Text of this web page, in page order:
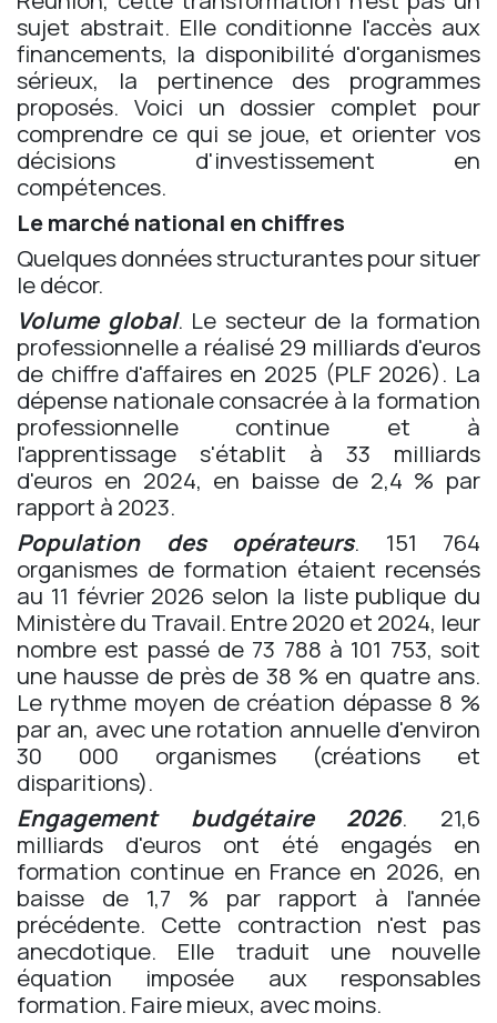
sujet abstrait. Elle conditionne l'accès aux
financements, la disponibilité d'organismes
sérieux, la pertinence des programmes
proposés. Voici un dossier complet pour
comprendre ce qui se joue, et orienter vos
décisions d'investissement en
compétences.
Le marché national en chiffres
Quelques données structurantes pour situer
le décor.
Volume global. Le secteur de la formation
professionnelle a réalisé 29 milliards d'euros
de chiffre d'affaires en 2025 (PLF 2026). La
dépense nationale consacrée à la formation
professionnelle continue et à
l'apprentissage s'établit à 33 milliards
d'euros en 2024, en baisse de 2,4 % par
rapport à 2023.
Population des opérateurs. 151 764
organismes de formation étaient recensés
au 11 février 2026 selon la liste publique du
Ministère du Travail. Entre 2020 et 2024, leur
nombre est passé de 73 788 à 101 753, soit
une hausse de près de 38 % en quatre ans.
Le rythme moyen de création dépasse 8 %
par an, avec une rotation annuelle d'environ
30 000 organismes (créations et
disparitions).
Engagement budgétaire 2026. 21,6
milliards d'euros ont été engagés en
formation continue en France en 2026, en
baisse de 1,7 % par rapport à l'année
précédente. Cette contraction n'est pas
anecdotique. Elle traduit une nouvelle
équation imposée aux responsables
formation. Faire mieux, avec moins.